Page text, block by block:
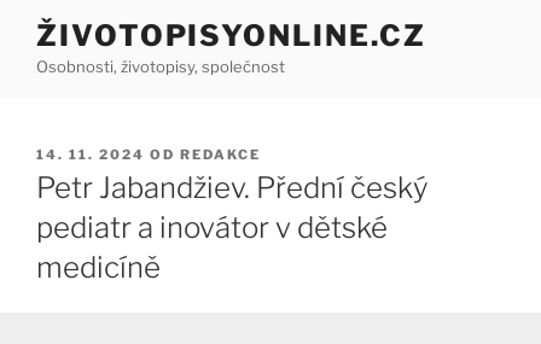
Přejít
obsahu
ŽIVOTOPISYONLINE.CZ
Osobnosti, životopisy, společnost
PUBLIKOVÁNO
14. 11. 2024 OD REDAKCE
Petr Jabandžiev. Přední český
pediatr a inovátor v dětské
medicíně